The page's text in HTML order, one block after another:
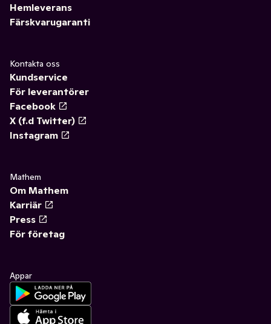
Hemleverans
Färskvarugaranti
Kontakta oss
Kundservice
För leverantörer
Facebook
X (f.d Twitter)
Instagram
Mathem
Om Mathem
Karriär
Press
För företag
Appar